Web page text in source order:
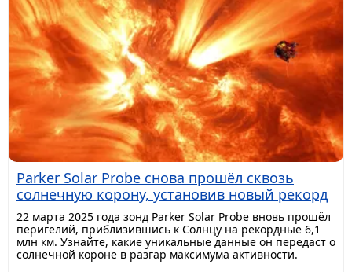
Parker Solar Probe снова прошёл сквозь
солнечную корону, установив новый рекорд
22 марта 2025 года зонд Parker Solar Probe вновь прошёл
перигелий, приблизившись к Солнцу на рекордные 6,1
млн км. Узнайте, какие уникальные данные он передаст о
солнечной короне в разгар максимума активности.